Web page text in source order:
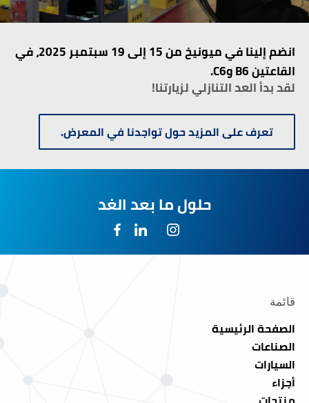
انضم إلينا في ميونيخ من 15 إلى 19 سبتمبر 2025، في
القاعتين B6 وC6.
لقد بدأ العد التنازلي لزيارتنا!
تعرف على المزيد حول تواجدنا في المعرض.
حلول ما بعد الغد
قائمة
الصفحة الرئيسية
الصناعات
السيارات
أجزاء